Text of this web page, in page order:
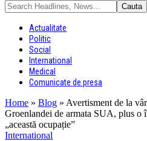
Actualitate
Politic
Social
International
Medical
Comunicate de presa
Home » Blog » Avertisment de la
Groenlandei de armata SUA, plus o
„această ocupație”
International